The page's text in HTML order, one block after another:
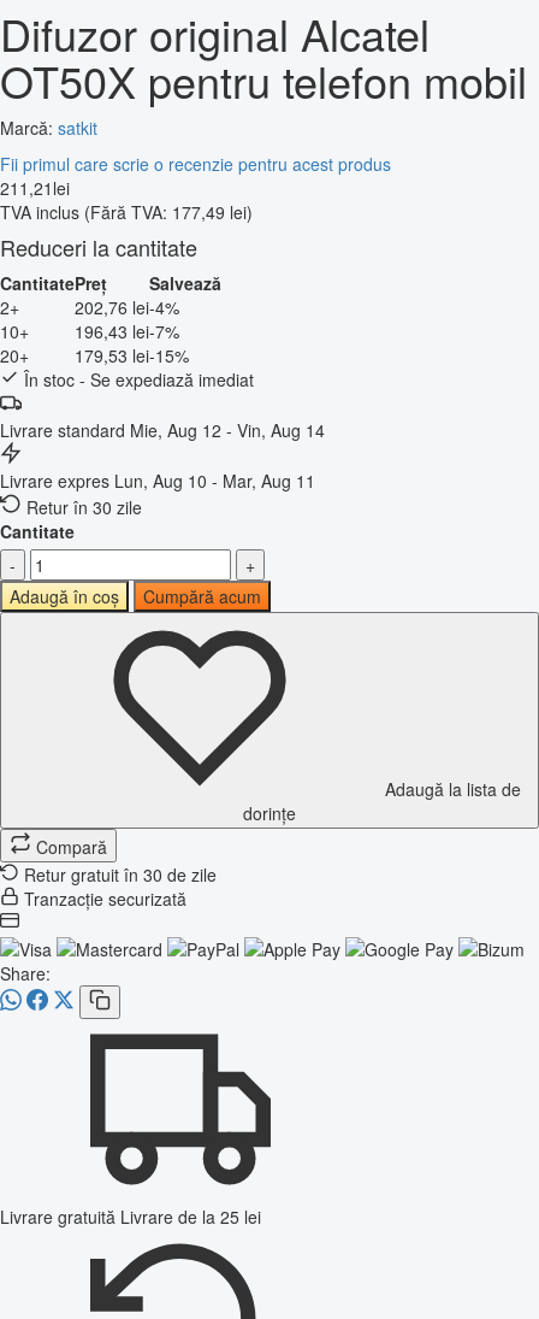
Difuzor original Alcatel
OT50X pentru telefon mobil
Marcă: satkit
Fii primul care scrie o recenzie pentru acest produs
211 ,21 lei
TVA inclus (Fără TVA: 177,49 lei)
Reduceri la cantitate
CantitatePreț
Salvează
2+
202,76 lei-4%
10+
196,43 lei-7%
20+
179,53 lei-15%
În stoc - Se expediază imediat
Livrare standard Mie, Aug 12 - Vin, Aug 14
Livrare expres Lun, Aug 10 - Mar, Aug 11
Retur în 30 zile
Cantitate
-
+
Adaugă în coș
Cumpără acum
Adaugă la lista de
dorințe
Compară
Retur gratuit în 30 de zile
Tranzacție securizată
Share:
Livrare gratuită Livrare de la 25 lei